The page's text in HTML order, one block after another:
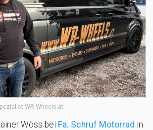
WR-Wheels.at
Wöss bei Fa. Schruf Motorrad in